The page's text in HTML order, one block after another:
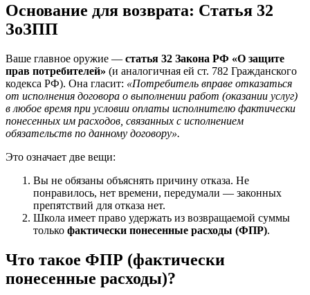
Основание для возврата: Статья 32
ЗоЗПП
Ваше главное оружие — статья 32 Закона РФ «О защите
прав потребителей» (и аналогичная ей ст. 782 Гражданского
кодекса РФ). Она гласит: «Потребитель вправе отказаться
от исполнения договора о выполнении работ (оказании услуг)
в любое время при условии оплаты исполнителю фактически
понесенных им расходов, связанных с исполнением
обязательств по данному договору».
Это означает две вещи:
Вы не обязаны объяснять причину отказа. Не
понравилось, нет времени, передумали — законных
препятствий для отказа нет.
Школа имеет право удержать из возвращаемой суммы
только фактически понесенные расходы (ФПР).
Что такое ФПР (фактически
понесенные расходы)?